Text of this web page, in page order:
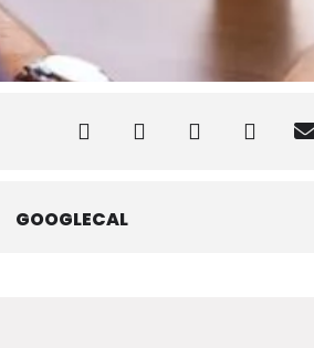
GOOGLECAL